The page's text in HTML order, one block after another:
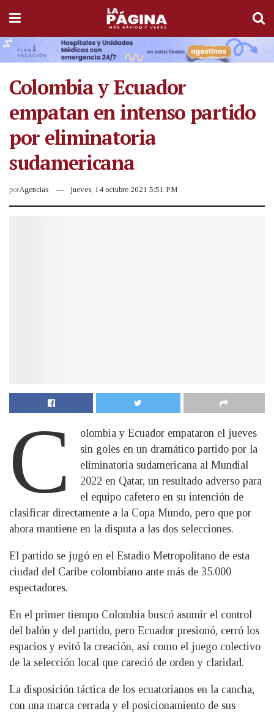
Colombia y Ecuador
empatan en intenso partido
por eliminatoria
sudamericana
porAgencias jueves, 14 octubre 2021 5:51 PM
C
olombia y Ecuador empataron el jueves
sin goles en un dramático partido por la
eliminatoria sudamericana al Mundial
2022 en Qatar, un resultado adverso para
el equipo cafetero en su intención de
clasificar directamente a la Copa Mundo, pero que por
ahora mantiene en la disputa a las dos selecciones.
El partido se jugó en el Estadio Metropolitano de esta
ciudad del Caribe colombiano ante más de 35.000
espectadores.
En el primer tiempo Colombia buscó asumir el control
del balón y del partido, pero Ecuador presionó, cerró los
espacios y evitó la creación, así como el juego colectivo
de la selección local que careció de orden y claridad.
La disposición táctica de los ecuatorianos en la cancha,
con una marca cerrada y el posicionamiento de sus